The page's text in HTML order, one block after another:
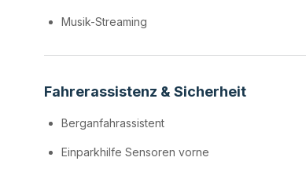
Musik-Streaming
Fahrerassistenz & Sicherheit
Berganfahrassistent
Einparkhilfe Sensoren vorne